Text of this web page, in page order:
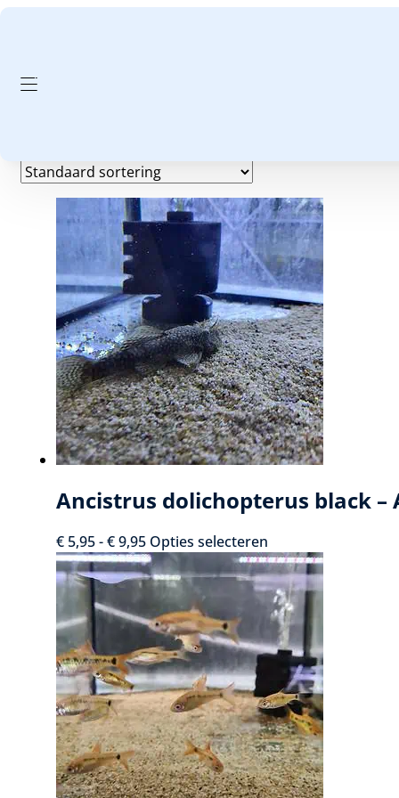
Volwassen
Ancistrus dolichopterus black –
€ 5,95-€9,95Prijsklasse:
€ 5,95
tot
€ 9,95
Opties selecteren
product
heeft
meerdere
variaties.
Deze
optie
kan
gekozen
worden
op
de